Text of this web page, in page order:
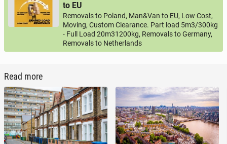
to EU
Removals to Poland, Man&Van to EU, Low Cost,
Moving, Custom Clearance. Part load 5m3/300kg
- Full Load 20m31200kg, Removals to Germany,
Removals to Netherlands
Read more